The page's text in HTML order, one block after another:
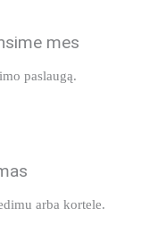
mes
paslaugą.
arba kortele.